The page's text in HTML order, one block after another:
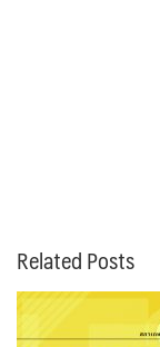
Related Posts